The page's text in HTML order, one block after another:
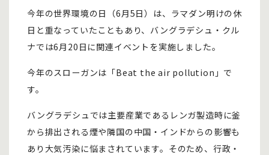
今年の世界環境の日（6月5日）は、ラマダン明けの休
日と重なっていたこともあり、バングラデシュ・クル
ナでは6月20日に関連イベントを実施しました。
今年のスローガンは「Beat the air pollution」で
す。
バングラデシュでは主要産業であるレンガ製造時に釜
から排出される煙や隣国の中国・インドからの影響も
あり大気汚染に悩まされています。そのため、行政・